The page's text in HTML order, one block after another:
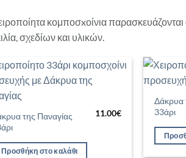
κομποσxοίνια παρασκευάζονται
σχεδίων και υλικών.
της Παναγίας
11.00€
Προσθήκη στο καλάθι
Δάκρυα
33άρι